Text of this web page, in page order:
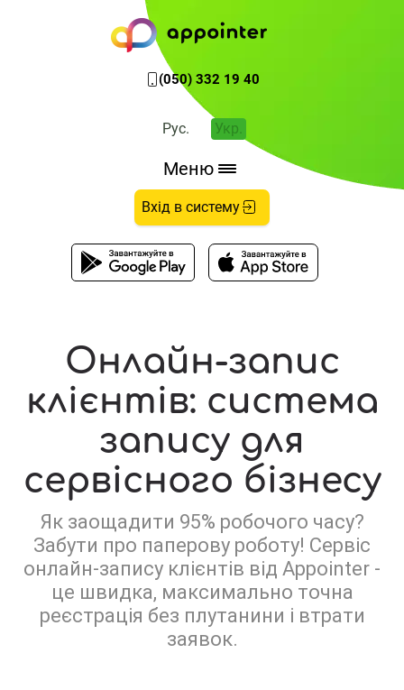
(050) 332 19 40
Рус. Укр.
Меню
Вхід в систему
Онлайн-запис
клієнтів: система
запису для
сервісного бізнесу
Як заощадити 95% робочого часу?
Забути про паперову роботу! Сервіс
онлайн-запису клієнтів від Appointer -
це швидка, максимально точна
реєстрація без плутанини і втрати
заявок.